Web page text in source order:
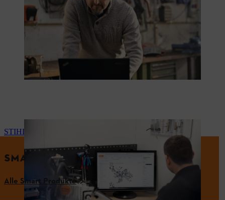
STIHL Workshop Manager
SMARTE GERÄTE VON STIHL
Alle Smart Produkte